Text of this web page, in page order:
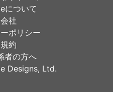
について
社
ポリシー
約
者の方へ
Designs, Ltd.